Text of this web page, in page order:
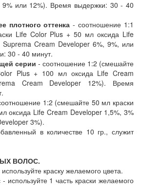
9% или 12%). Время выдержки: 30 - 40
плотного оттенка - соотношение 1:1
Life Color Plus + 50 мл оксида Life
Cream Developer 6%, 9%, или
30 - 40 минут.
серии - соотношение 1:2 (смешайте
Plus + 100 мл оксида Life Cream
Cream Developer 12%). Время
1:2 (смешайте 50 мл краски
оксида Life Cream Developer 1,5%, 3%
3%).
в количестве 10 гр., служит
ВОЛОС.
краску желаемого цвета.
используйте 1 часть краски желаемого